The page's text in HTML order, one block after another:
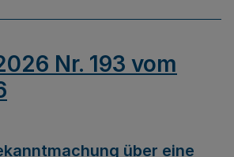
Nr. 193 vom
über eine